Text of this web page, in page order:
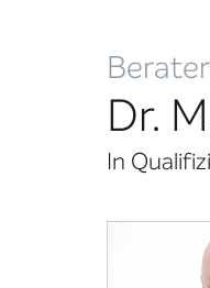
Dr.
In